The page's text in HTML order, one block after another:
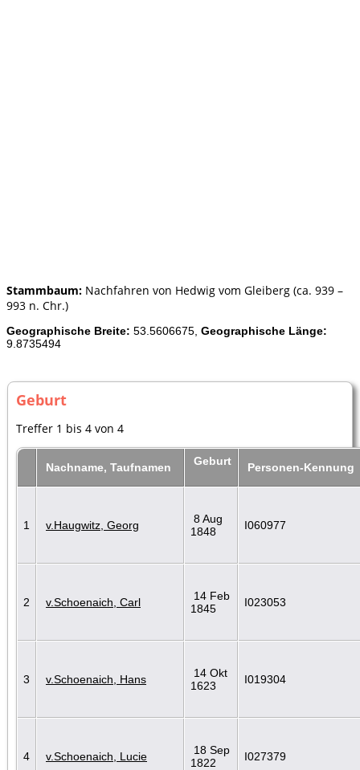
Stammbaum: Nachfahren von Hedwig vom Gleiberg (ca. 939 –
993 n. Chr.)
Geographische Breite: 53.5606675, Geographische Länge:
9.8735494
Geburt
Treffer 1 bis 4 von 4
Nachname, Taufnamen Geburt Personen-Kennung
1 v.Haugwitz, Georg
8 Aug
1848
I060977
2 v.Schoenaich, Carl
14 Feb
1845
I023053
3 v.Schoenaich, Hans
14 Okt
1623
I019304
4 v.Schoenaich, Lucie
18 Sep
1822
I027379